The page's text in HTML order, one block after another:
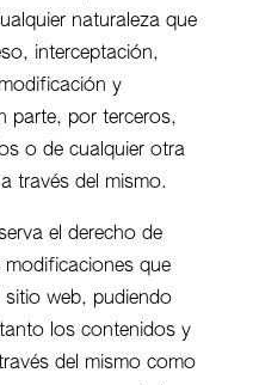
naturaleza que
interceptación,
y
parte, por terceros,
o de cualquier otra
través del mismo.
el derecho de
modificaciones que
web, pudiendo
los contenidos y
del mismo como